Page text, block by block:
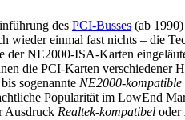
des PCI-Busses (ab
wieder einmal fast nichts – die
der NE2000-ISA-Karten
die PCI-Karten verschiedener
sogenannte NE2000-
Popularität im LowEnd
Ausdruck Realtek-kompatibel oder